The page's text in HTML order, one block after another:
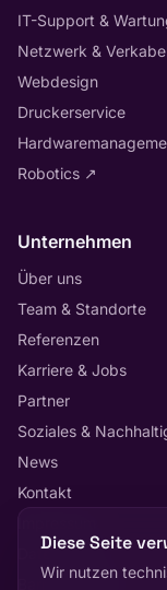
IT-Support &
Netzwerk &
Webdesign
Druckerservice
Robotics ↗
Unternehmen
Über uns
Team & Standorte
Referenzen
Karriere & Jobs
Partner
Soziales &
News
Kontakt
Datenschutz
Barrierefreiheit
Diese Seite
Wir nutzen